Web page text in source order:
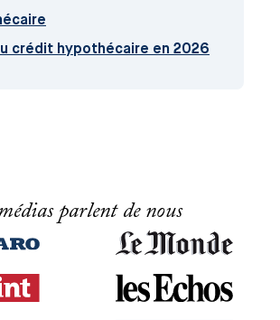
crédit hypothécaire en 2026
parlent de nous